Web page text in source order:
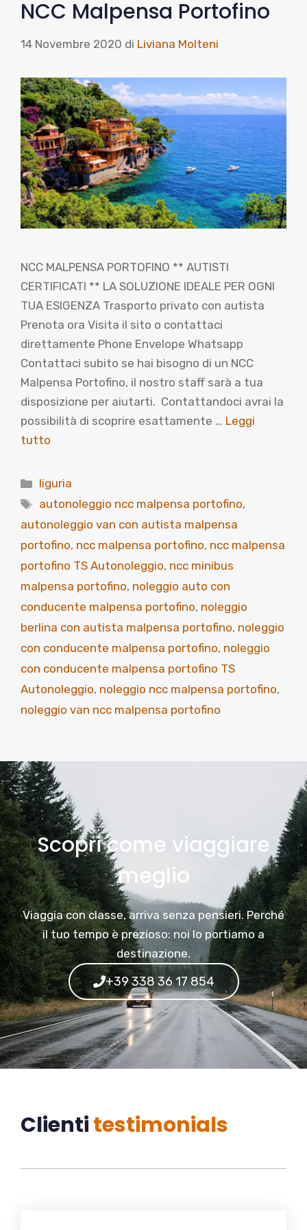
NCC Malpensa Portofino
14 Novembre 2020 di Liviana Molteni
NCC MALPENSA PORTOFINO ** AUTISTI
CERTIFICATI ** LA SOLUZIONE IDEALE PER OGNI
TUA ESIGENZA Trasporto privato con autista
Prenota ora Visita il sito o contattaci
direttamente Phone Envelope Whatsapp
Contattaci subito se hai bisogno di un NCC
Malpensa Portofino, il nostro staff sarà a tua
disposizione per aiutarti. Contattandoci avrai la
possibilità di scoprire esattamente … Leggi
tutto
Categorie
liguria
Tag
autonoleggio ncc malpensa portofino,
autonoleggio van con autista malpensa
portofino, ncc malpensa portofino, ncc malpensa
portofino TS Autonoleggio, ncc minibus
malpensa portofino, noleggio auto con
conducente malpensa portofino, noleggio
berlina con autista malpensa portofino, noleggio
con conducente malpensa portofino, noleggio
con conducente malpensa portofino TS
Autonoleggio, noleggio ncc malpensa portofino,
noleggio van ncc malpensa portofino
Scopri come viaggiare
meglio
Viaggia con classe, arriva senza pensieri. Perché
il tuo tempo è prezioso: noi lo portiamo a
destinazione.
+39 338 36 17 854
Clientitestimonials